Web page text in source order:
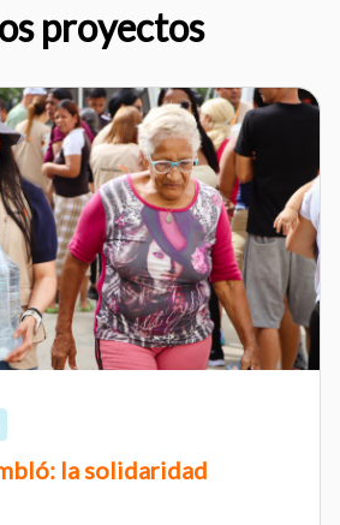
proyectos
la solidaridad